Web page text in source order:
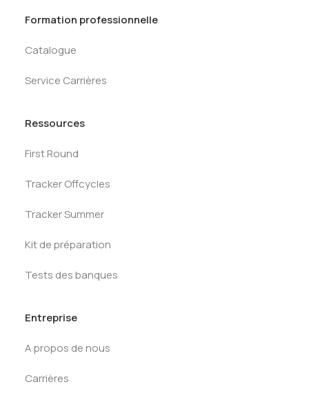
Formation professionnelle
Catalogue
Service Carrières
Ressources
First Round
Tracker Offcycles
Tracker Summer
Kit de préparation
Tests des banques
Entreprise
A propos de nous
Carrières